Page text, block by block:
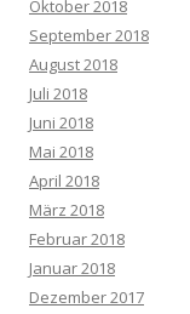
Oktober 2018
September 2018
August 2018
Juli 2018
Juni 2018
Mai 2018
April 2018
März 2018
Februar 2018
Januar 2018
Dezember 2017